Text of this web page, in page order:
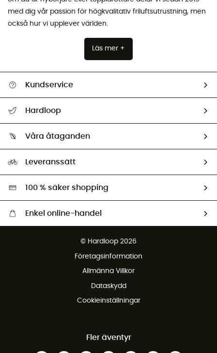
med dig vår passion för högkvalitativ friluftsutrustning, men
också hur vi upplever världen.
Läs mer +
Kundservice
Retur & återbetalning
Hardloop
Ambassadörer
Våra åtaganden
Miljöanpassat urval
Leveranssätt
100 % säker shopping
Enkel online-handel
Gratis retur inom 100 dagar
© Hardloop 2026
Företagsinformation
Allmänna Villkor
Dataskydd
Cookieinställningar
Fler äventyr